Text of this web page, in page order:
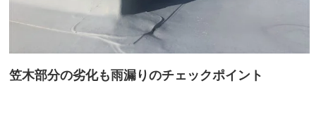
笠木部分の劣化も雨漏りのチェックポイント